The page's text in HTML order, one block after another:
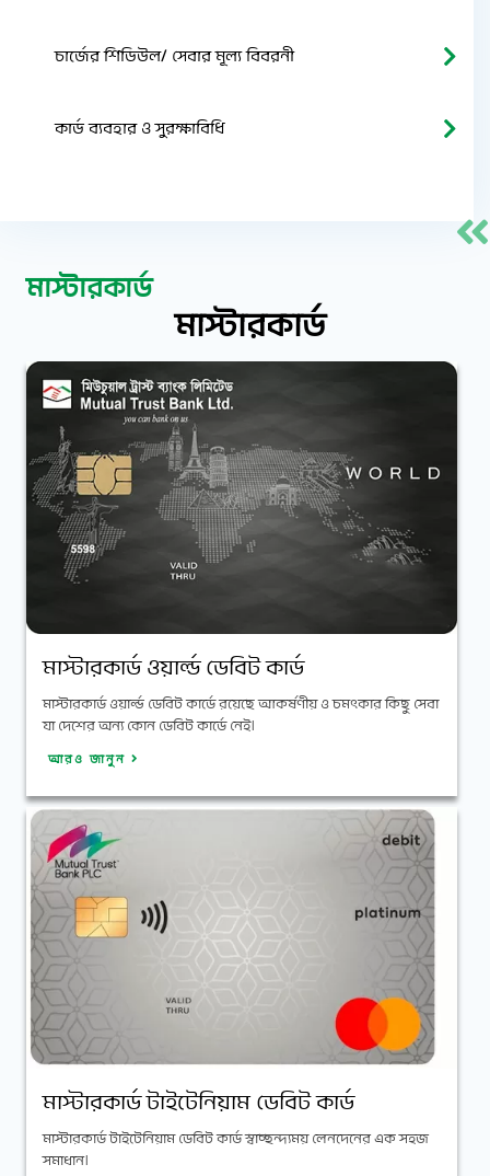
চার্জের শিডিউল/ সেবার মূল্য বিবরনী
কার্ড ব্যবহার ও সুরক্ষাবিধি
মাস্টারকার্ড
মাস্টারকার্ড
মাস্টারকার্ড ওয়ার্ল্ড ডেবিট কার্ড
মাস্টারকার্ড ওয়ার্ল্ড ডেবিট কার্ডে রয়েছে আকর্ষণীয় ও চমৎকার কিছু সেবা
যা দেশের অন্য কোন ডেবিট কার্ডে নেই।
আরও জানুন
মাস্টারকার্ড টাইটেনিয়াম ডেবিট কার্ড
মাস্টারকার্ড টাইটেনিয়াম ডেবিট কার্ড স্বাচ্ছন্দ্যময় লেনদেনের এক সহজ
সমাধান।